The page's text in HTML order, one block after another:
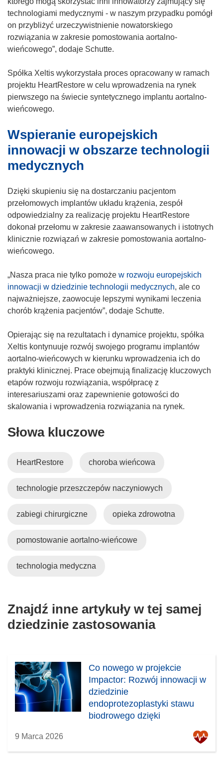
o
k
n
i
technologiami medycznymi - w naszym przypadku pomógł
on przybliżyć urzeczywistnienie nowatorskiego
rozwiązania w zakresie pomostowania aortalno-
wieńcowego”, dodaje Schutte.
Spółka Xeltis wykorzystała proces opracowany w ramach
projektu HeartRestore w celu wprowadzenia na rynek
pierwszego na świecie syntetycznego implantu aortalno-
wieńcowego.
Wspieranie europejskich
innowacji w obszarze technologii
medycznych
Dzięki skupieniu się na dostarczaniu pacjentom
przełomowych implantów układu krążenia, zespół
odpowiedzialny za realizację projektu HeartRestore
dokonał przełomu w zakresie zaawansowanych i istotnych
klinicznie rozwiązań w zakresie pomostowania aortalno-
wieńcowego.
„Nasza praca nie tylko pomoże w rozwoju europejskich
innowacji w dziedzinie technologii medycznych, ale co
najważniejsze, zaowocuje lepszymi wynikami leczenia
chorób krążenia pacjentów”, dodaje Schutte.
Opierając się na rezultatach i dynamice projektu, spółka
Xeltis kontynuuje rozwój swojego programu implantów
aortalno-wieńcowych w kierunku wprowadzenia ich do
praktyki klinicznej. Prace obejmują finalizację kluczowych
etapów rozwoju rozwiązania, współpracę z
interesariuszami oraz zapewnienie gotowości do
skalowania i wprowadzenia rozwiązania na rynek.
Słowa kluczowe
HeartRestore choroba wieńcowa
technologie przeszczepów naczyniowych
zabiegi chirurgiczne opieka zdrowotna
pomostowanie aortalno-wieńcowe
technologia medyczna
Znajdź inne artykuły w tej samej
dziedzinie zastosowania
Co nowego w projekcie
Impactor: Rozwój innowacji w
dziedzinie
endoprotezoplastyki stawu
biodrowego dzięki
9 Marca 2026